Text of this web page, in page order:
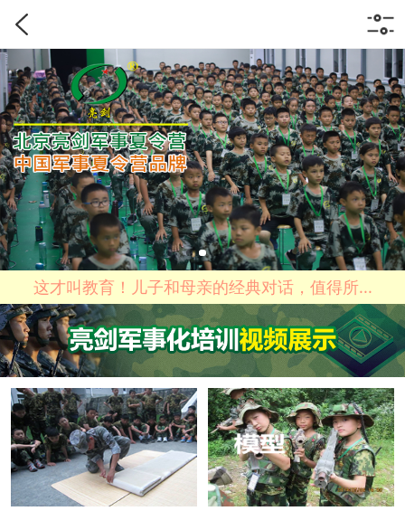
这才叫教育！儿子和母亲的经典对话，值得所...